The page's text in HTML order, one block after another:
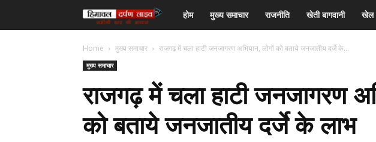
हिमाचल
दर्पण
टीवी
होम मुख्य समाचार राजनीति खेती बागवानी खेल
Home मुख्य समाचार राजगढ़ में चला हाटी जनजागरण अभियान, लोगों को बताये जनजातीय दर्जे के...
मुख्य समाचार
राजगढ़ में चला हाटी जनजागरण
को बताये जनजातीय दर्जे के लाभ